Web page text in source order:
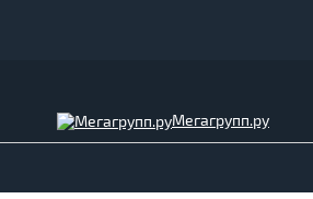
Мегагрупп.ру